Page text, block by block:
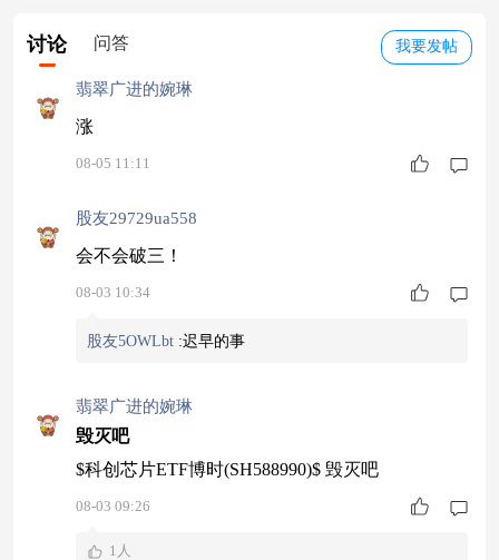
我要发帖
讨论 问答
翡翠广进的婉琳
涨
08-05 11:11
股友29729ua558
会不会破三！
08-03 10:34
股友5OWLbt :迟早的事
翡翠广进的婉琳
毁灭吧
$科创芯片ETF博时(SH588990)$ 毁灭吧
08-03 09:26
1人